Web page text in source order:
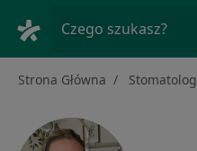
Czego szukasz?
Strona Główna Stomatolog